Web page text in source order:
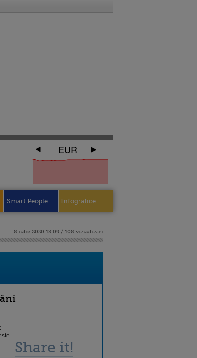
EUR
Smart People Infografice
8 iulie 2020 13:09 / 108 vizualizari
Share it!